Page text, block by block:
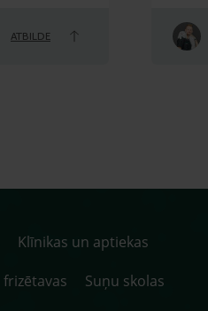
ATBILDE
Klīnikas un aptiekas
Suņu skolas